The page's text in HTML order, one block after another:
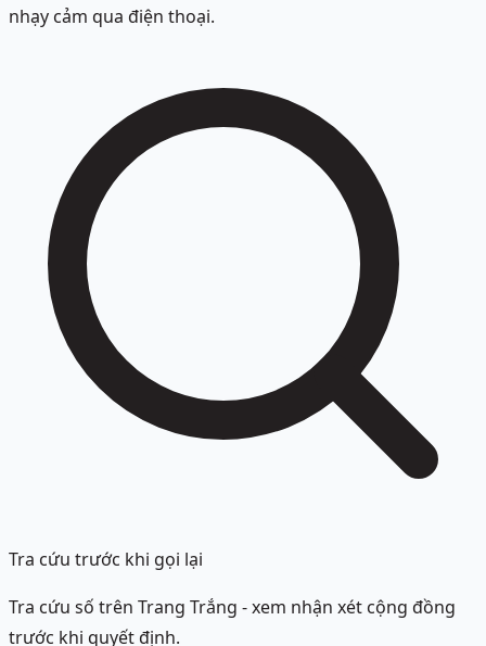
nhạy cảm qua điện thoại.
Tra cứu trước khi gọi lại
Tra cứu số trên Trang Trắng - xem nhận xét cộng đồng
trước khi quyết định.